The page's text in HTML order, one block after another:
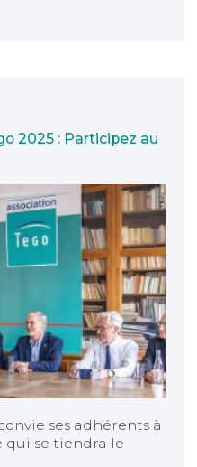
2025 : Participez au
ses adhérents à
qui se tiendra le